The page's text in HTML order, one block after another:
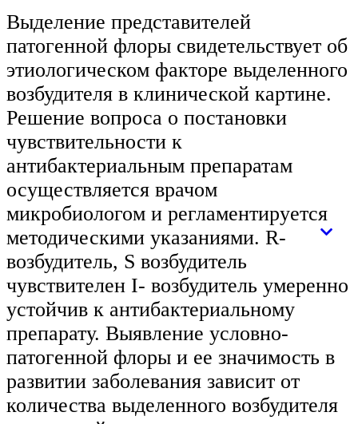
Выделение представителей
патогенной флоры свидетельствует об
этиологическом факторе выделенного
возбудителя в клинической картине.
Решение вопроса о постановки
чувствительности к
антибактериальным препаратам
осуществляется врачом
микробиологом и регламентируется
методическими указаниями. R-
возбудитель, S возбудитель
чувствителен I- возбудитель умеренно
устойчив к антибактериальному
препарату. Выявление условно-
патогенной флоры и ее значимость в
развитии заболевания зависит от
количества выделенного возбудителя